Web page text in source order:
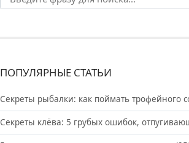
ПОПУЛЯРНЫЕ СТАТЬИ
Секреты рыбалки: как поймать трофейного
Секреты клёва: 5 грубых ошибок,